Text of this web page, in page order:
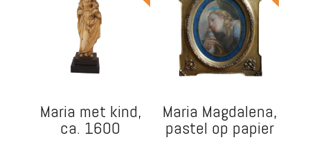
Maria met kind,
ca. 1600
Maria Magdalena,
pastel op papier